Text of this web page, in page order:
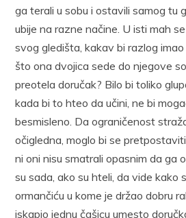
ga terali u sobu i ostavili samog tu
ubije na razne načine. U isti mah
svog gledišta, kakav bi razlog
što ona dvojica sede do njegove
preotela doručak? Bilo bi toliko
kada bi to hteo da učini, ne bi
besmisleno. Da ograničenost
očigledna, moglo bi se
ni oni nisu smatrali opasnim da ga
su sada, ako su hteli, da vide kako
ormančiću u kome je držao dobru
iskapio jednu čašicu umesto